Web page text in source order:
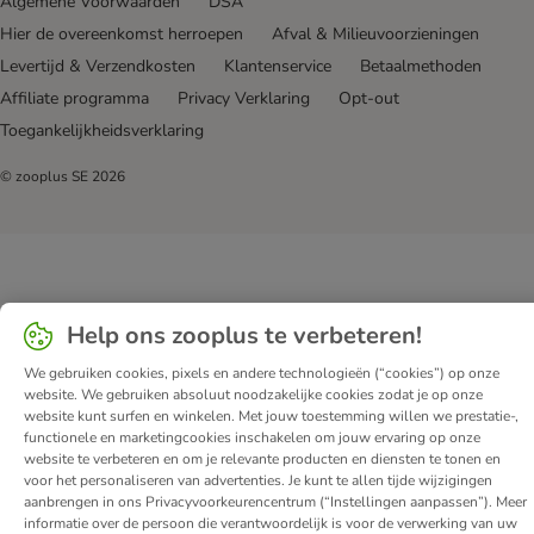
Hier de overeenkomst herroepen
Afval & Milieuvoorzieningen
Levertijd & Verzendkosten
Klantenservice
Betaalmethoden
Affiliate programma
Privacy Verklaring
Opt-out
Toegankelijkheidsverklaring
© zooplus SE 2026
Help ons zooplus te verbeteren!
We gebruiken cookies, pixels en andere technologieën (“cookies”) op onze
website. We gebruiken absoluut noodzakelijke cookies zodat je op onze
website kunt surfen en winkelen. Met jouw toestemming willen we prestatie-,
functionele en marketingcookies inschakelen om jouw ervaring op onze
website te verbeteren en om je relevante producten en diensten te tonen en
voor het personaliseren van advertenties. Je kunt te allen tijde wijzigingen
aanbrengen in ons Privacyvoorkeurencentrum (“Instellingen aanpassen”). Meer
informatie over de persoon die verantwoordelijk is voor de verwerking van uw